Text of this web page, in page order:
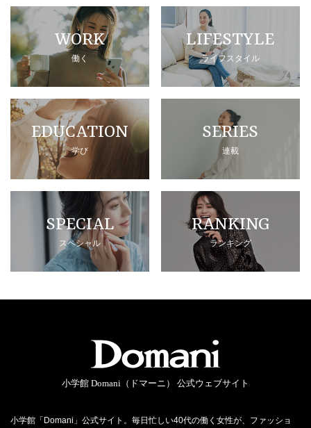
WORK
働く
LIFESTYLE
ライフスタイル
EDUCATION
学び
SERIES
連載
SPECIAL
スペシャル
RANKING
ランキング
小学館 Domani（ドマーニ） 公式ウェブサイト
小学館「Domani」公式サイト。毎日忙しい40代の働く女性が、ファッショ